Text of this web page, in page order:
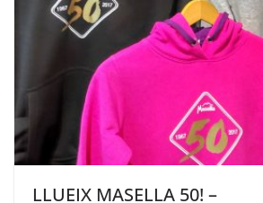
LLUEIX MASELLA 50! –